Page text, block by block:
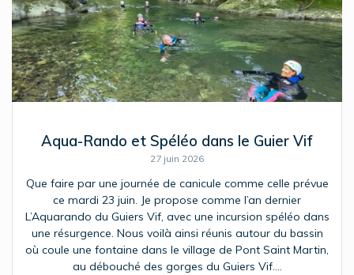
Aqua-Rando et Spéléo dans le Guier Vif
27 juin 2026
Que faire par une journée de canicule comme celle prévue
ce mardi 23 juin. Je propose comme l’an dernier
L’Aquarando du Guiers Vif, avec une incursion spéléo dans
une résurgence. Nous voilà ainsi réunis autour du bassin
où coule une fontaine dans le village de Pont Saint Martin,
au débouché des gorges du Guiers Vif.…